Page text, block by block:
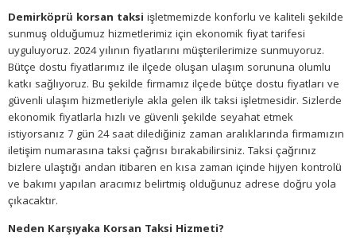
Demirköprü korsan taksi işletmemizde konforlu ve kaliteli şekilde
sunmuş olduğumuz hizmetlerimiz için ekonomik fiyat tarifesi
uyguluyoruz. 2024 yılının fiyatlarını müşterilerimize sunmuyoruz.
Bütçe dostu fiyatlarımız ile ilçede oluşan ulaşım sorununa olumlu
katkı sağlıyoruz. Bu şekilde firmamız ilçede bütçe dostu fiyatları ve
güvenli ulaşım hizmetleriyle akla gelen ilk taksi işletmesidir. Sizlerde
ekonomik fiyatlarla hızlı ve güvenli şekilde seyahat etmek
istiyorsanız 7 gün 24 saat dilediğiniz zaman aralıklarında firmamızın
iletişim numarasına taksi çağrısı bırakabilirsiniz. Taksi çağrınız
bizlere ulaştığı andan itibaren en kısa zaman içinde hijyen kontrolü
ve bakımı yapılan aracımız belirtmiş olduğunuz adrese doğru yola
çıkacaktır.
Neden Karşıyaka Korsan Taksi Hizmeti?